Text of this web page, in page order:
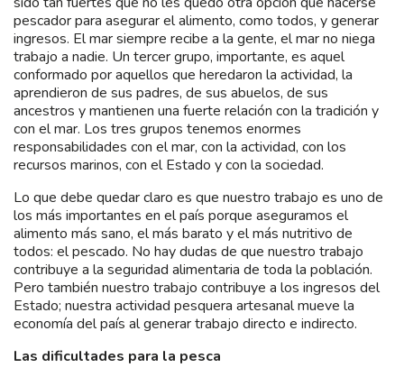
pescador para asegurar el alimento, como todos, y generar
ingresos. El mar siempre recibe a la gente, el mar no niega
trabajo a nadie. Un tercer grupo, importante, es aquel
conformado por aquellos que heredaron la actividad, la
aprendieron de sus padres, de sus abuelos, de sus
ancestros y mantienen una fuerte relación con la tradición y
con el mar. Los tres grupos tenemos enormes
responsabilidades con el mar, con la actividad, con los
recursos marinos, con el Estado y con la sociedad.
Lo que debe quedar claro es que nuestro trabajo es uno de
los más importantes en el país porque aseguramos el
alimento más sano, el más barato y el más nutritivo de
todos: el pescado. No hay dudas de que nuestro trabajo
contribuye a la seguridad alimentaria de toda la población.
Pero también nuestro trabajo contribuye a los ingresos del
Estado; nuestra actividad pesquera artesanal mueve la
economía del país al generar trabajo directo e indirecto.
Las dificultades para la pesca